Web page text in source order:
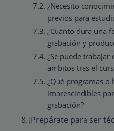
¿Necesito
previos para
¿Cuánto dura una
grabación y
¿Se puede trabajar
ámbitos tras el
¿Qué programas o
imprescindibles
grabación?
¡Prepárate para ser